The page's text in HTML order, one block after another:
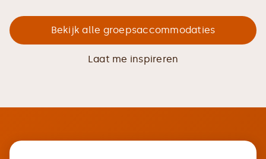
Bekijk alle groepsaccommodaties
Laat me inspireren